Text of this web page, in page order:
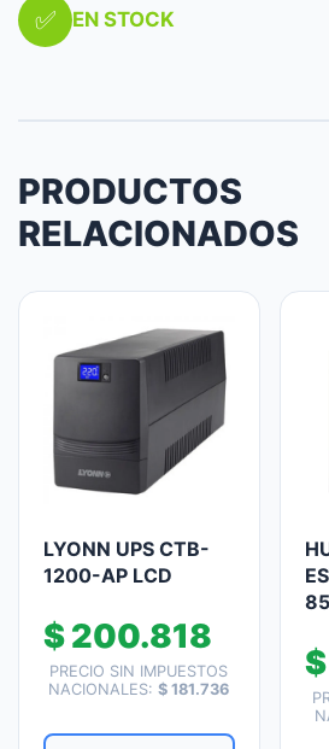
✅ EN STOCK
PRODUCTOS
RELACIONADOS
LYONN UPS CTB-
1200-AP LCD
$200.818
PRECIO SIN IMPUESTOS
NACIONALES:$ 181.736
$